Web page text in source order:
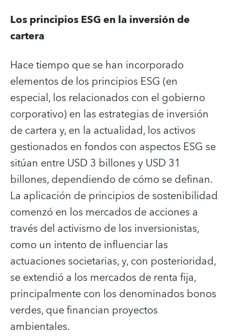
Los principios ESG en la inversión de
cartera
Hace tiempo que se han incorporado
elementos de los principios ESG (en
especial, los relacionados con el gobierno
corporativo) en las estrategias de inversión
de cartera y, en la actualidad, los activos
gestionados en fondos con aspectos ESG se
sitúan entre USD 3 billones y USD 31
billones, dependiendo de cómo se definan.
La aplicación de principios de sostenibilidad
comenzó en los mercados de acciones a
través del activismo de los inversionistas,
como un intento de influenciar las
actuaciones societarias, y, con posterioridad,
se extendió a los mercados de renta fija,
principalmente con los denominados bonos
verdes, que financian proyectos
ambientales.